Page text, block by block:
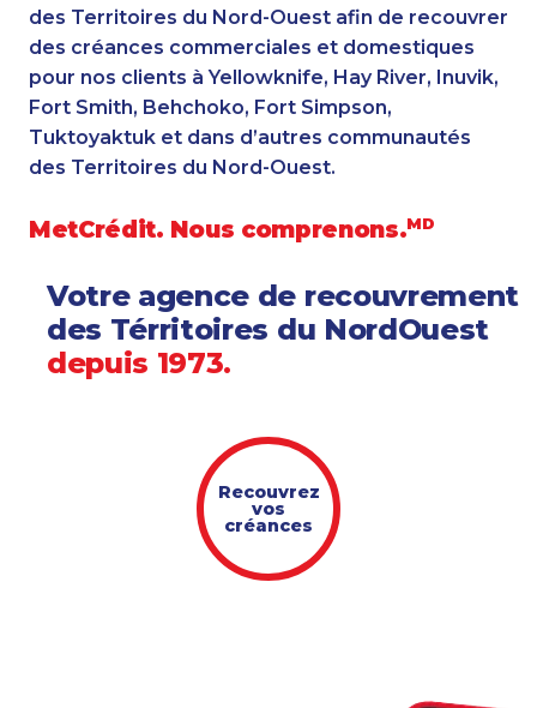
des Territoires du Nord-Ouest afin de recouvrer
des créances commerciales et domestiques
pour nos clients à Yellowknife, Hay River, Inuvik,
Fort Smith, Behchoko, Fort Simpson,
Tuktoyaktuk et dans d’autres communautés
des Territoires du Nord-Ouest.
MetCrédit. Nous comprenons.MD
Votre agence de recouvrement
des Térritoires du NordOuest
depuis 1973.
Recouvrez
vos
créances